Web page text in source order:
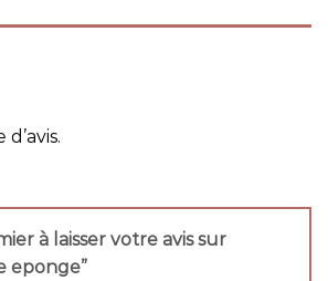
à laisser votre avis sur
eponge”